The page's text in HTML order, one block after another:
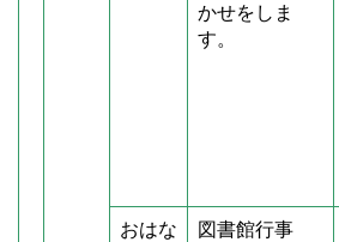
かせをしま
す。
おはな
図書館行事